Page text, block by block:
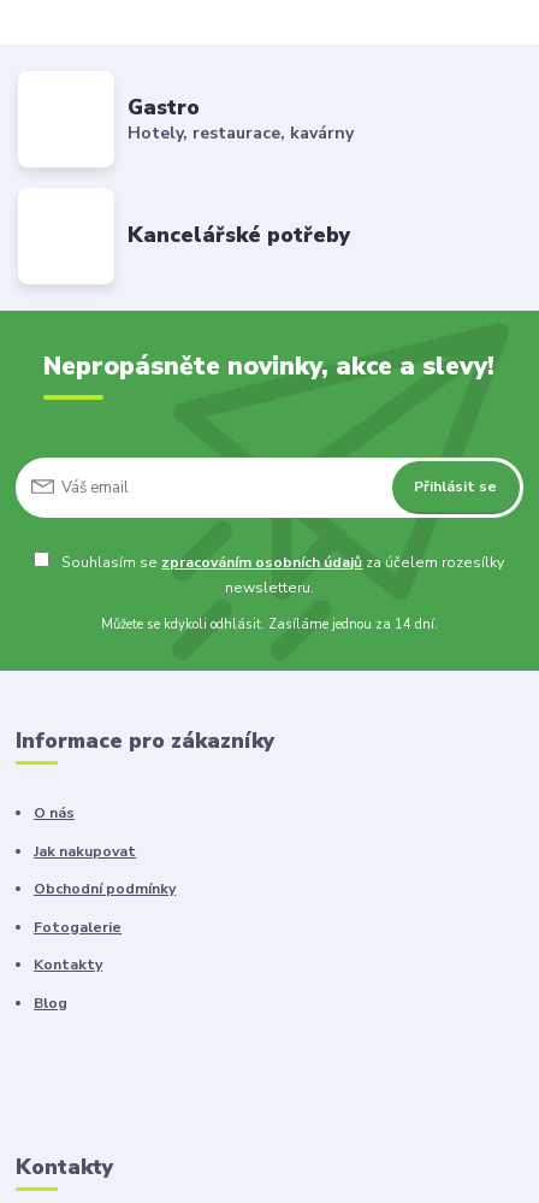
Gastro
Hotely, restaurace, kavárny
Kancelářské potřeby
Nepropásněte novinky, akce a slevy!
Přihlásit se
Souhlasím se zpracováním osobních údajů za účelem rozesílky
newsletteru.
Můžete se kdykoli odhlásit. Zasíláme jednou za 14 dní.
Informace pro zákazníky
O nás
Jak nakupovat
Obchodní podmínky
Fotogalerie
Kontakty
Blog
Kontakty